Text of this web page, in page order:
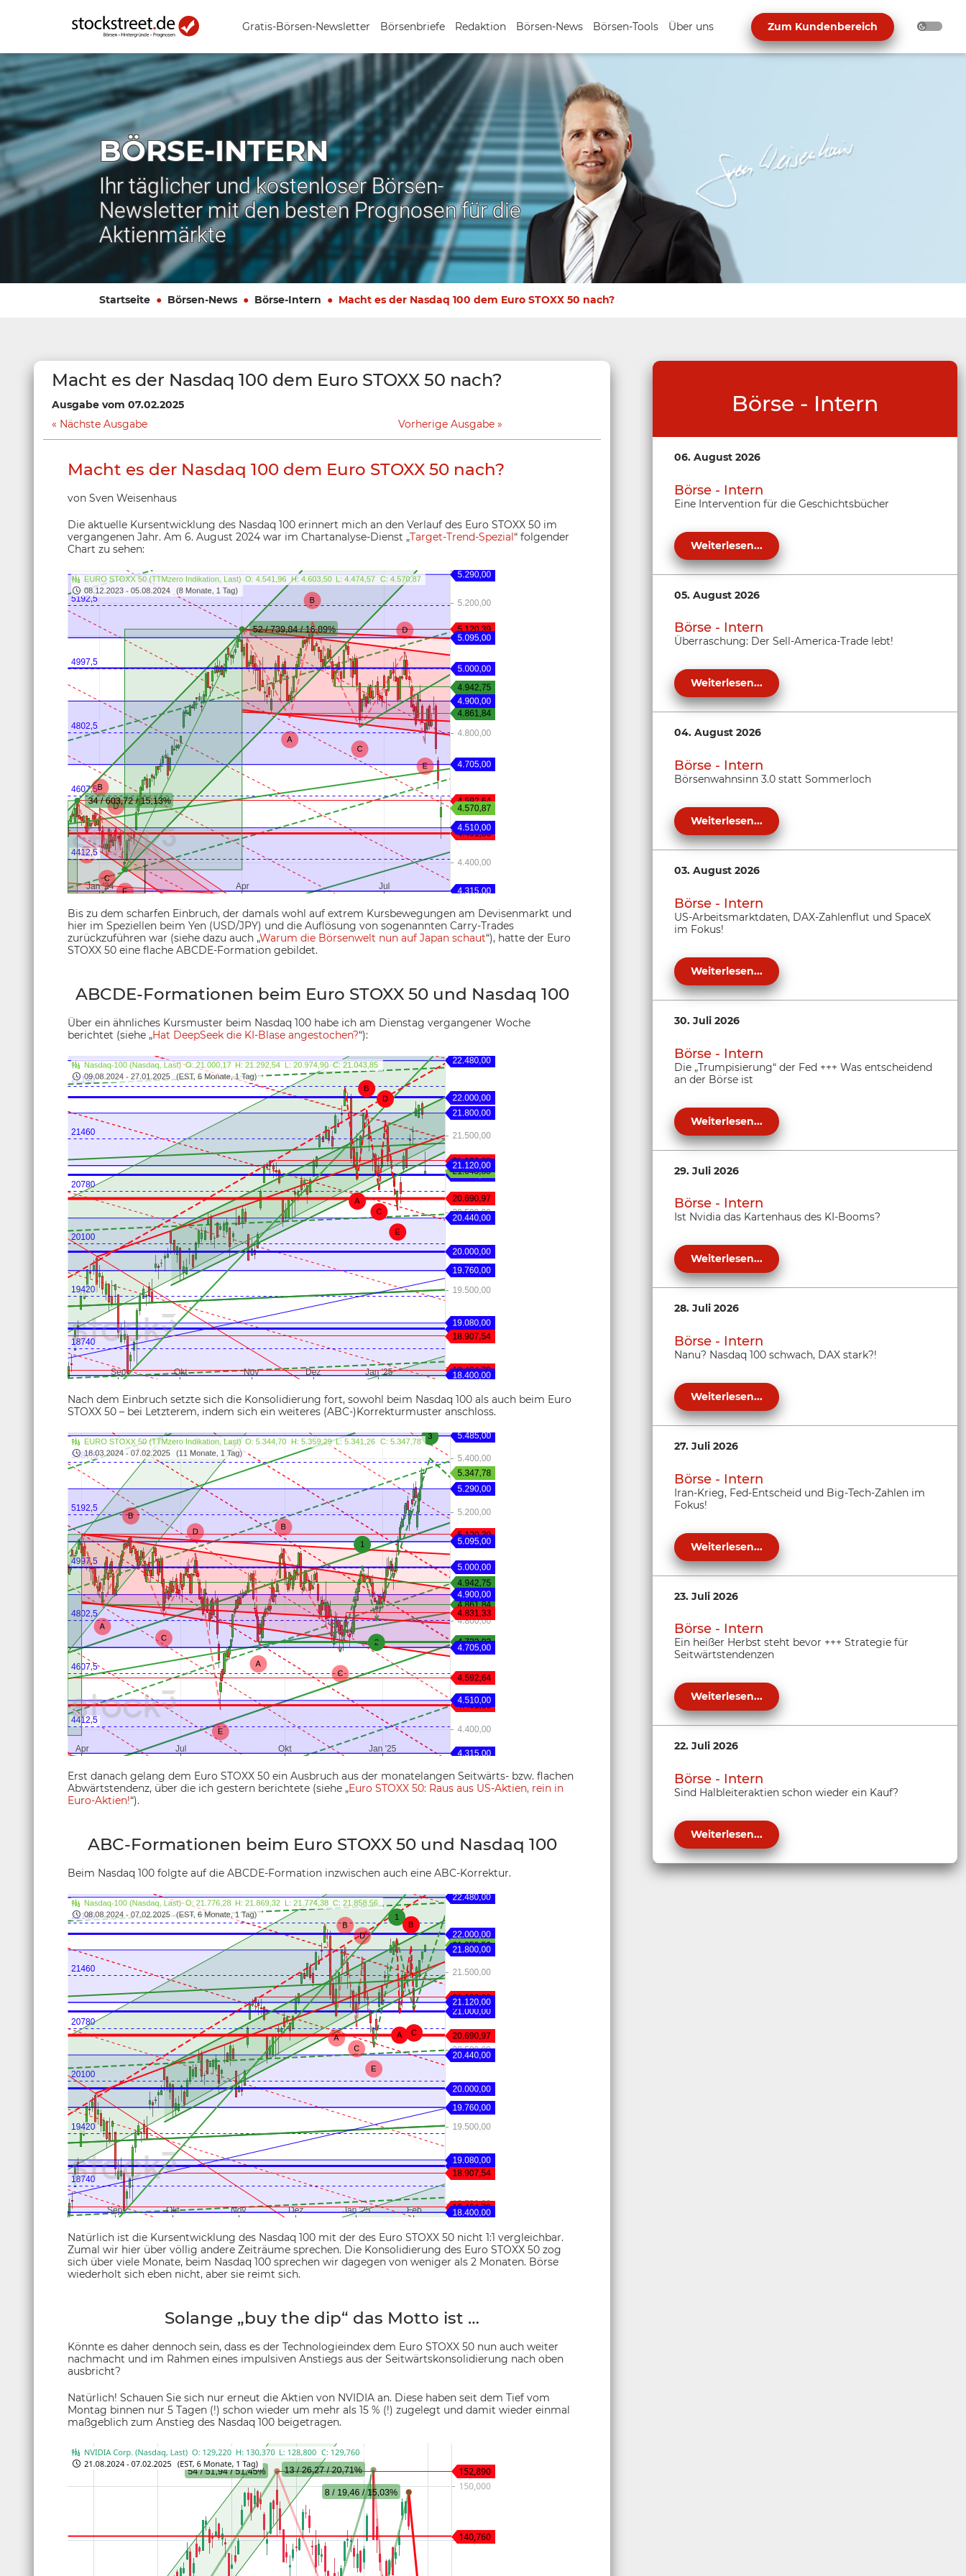
Gratis-Börsen-Newsletter Börsenbriefe Redaktion Börsen-News Börsen-Tools Über uns Zum Kundenbereich
BÖRSE-INTERN
Ihr täglicher und kostenloser Börsen-
Newsletter mit den besten Prognosen für die
Aktienmärkte
Startseite Börsen-News Börse-Intern Macht es der Nasdaq 100 dem Euro STOXX 50 nach?
Macht es der Nasdaq 100 dem Euro STOXX 50 nach?
Ausgabe vom 07.02.2025
Nächste Ausgabe
Vorherige Ausgabe
Macht es der Nasdaq 100 dem Euro STOXX 50 nach?
von Sven Weisenhaus
Die aktuelle Kursentwicklung des Nasdaq 100 erinnert mich an den Verlauf des Euro STOXX 50 im
vergangenen Jahr. Am 6. August 2024 war im Chartanalyse-Dienst „Target-Trend-Spezial“ folgender
Chart zu sehen:
Bis zu dem scharfen Einbruch, der damals wohl auf extrem Kursbewegungen am Devisenmarkt und
hier im Speziellen beim Yen (USD/JPY) und die Auflösung von sogenannten Carry-Trades
zurückzuführen war (siehe dazu auch „Warum die Börsenwelt nun auf Japan schaut“), hatte der Euro
STOXX 50 eine flache ABCDE-Formation gebildet.
ABCDE-Formationen beim Euro STOXX 50 und Nasdaq 100
Über ein ähnliches Kursmuster beim Nasdaq 100 habe ich am Dienstag vergangener Woche
berichtet (siehe „Hat DeepSeek die KI-Blase angestochen?“):
Nach dem Einbruch setzte sich die Konsolidierung fort, sowohl beim Nasdaq 100 als auch beim Euro
STOXX 50 – bei Letzterem, indem sich ein weiteres (ABC-)Korrekturmuster anschloss.
Erst danach gelang dem Euro STOXX 50 ein Ausbruch aus der monatelangen Seitwärts- bzw. flachen
Abwärtstendenz, über die ich gestern berichtete (siehe „Euro STOXX 50: Raus aus US-Aktien, rein in
Euro-Aktien!“).
ABC-Formationen beim Euro STOXX 50 und Nasdaq 100
Beim Nasdaq 100 folgte auf die ABCDE-Formation inzwischen auch eine ABC-Korrektur.
Natürlich ist die Kursentwicklung des Nasdaq 100 mit der des Euro STOXX 50 nicht 1:1 vergleichbar.
Zumal wir hier über völlig andere Zeiträume sprechen. Die Konsolidierung des Euro STOXX 50 zog
sich über viele Monate, beim Nasdaq 100 sprechen wir dagegen von weniger als 2 Monaten. Börse
wiederholt sich eben nicht, aber sie reimt sich.
Solange „buy the dip“ das Motto ist …
Könnte es daher dennoch sein, dass es der Technologieindex dem Euro STOXX 50 nun auch weiter
nachmacht und im Rahmen eines impulsiven Anstiegs aus der Seitwärtskonsolidierung nach oben
ausbricht?
Natürlich! Schauen Sie sich nur erneut die Aktien von NVIDIA an. Diese haben seit dem Tief vom
Montag binnen nur 5 Tagen (!) schon wieder um mehr als 15 % (!) zugelegt und damit wieder einmal
maßgeblich zum Anstieg des Nasdaq 100 beigetragen.
Börse - Intern
06. August 2026
Börse - Intern
Eine Intervention für die Geschichtsbücher
Weiterlesen...
05. August 2026
Börse - Intern
Überraschung: Der Sell-America-Trade lebt!
Weiterlesen...
04. August 2026
Börse - Intern
Börsenwahnsinn 3.0 statt Sommerloch
Weiterlesen...
03. August 2026
Börse - Intern
US-Arbeitsmarktdaten, DAX-Zahlenflut und SpaceX
im Fokus!
Weiterlesen...
30. Juli 2026
Börse - Intern
Die „Trumpisierung“ der Fed +++ Was entscheidend
an der Börse ist
Weiterlesen...
29. Juli 2026
Börse - Intern
Ist Nvidia das Kartenhaus des KI-Booms?
Weiterlesen...
28. Juli 2026
Börse - Intern
Nanu? Nasdaq 100 schwach, DAX stark?!
Weiterlesen...
27. Juli 2026
Börse - Intern
Iran-Krieg, Fed-Entscheid und Big-Tech-Zahlen im
Fokus!
Weiterlesen...
23. Juli 2026
Börse - Intern
Ein heißer Herbst steht bevor +++ Strategie für
Seitwärtstendenzen
Weiterlesen...
22. Juli 2026
Börse - Intern
Sind Halbleiteraktien schon wieder ein Kauf?
Weiterlesen...